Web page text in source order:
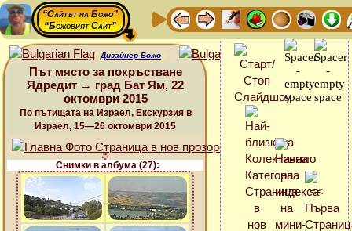
“Сайтът на Божо”
“Божовият Сайт”
Дизайнер Божо
Път място за покръстване
Ядредит → град Бат Ям, 22
октомври 2015
По пътищата на Израел, Екскурзия в
Израел, 15—26 октомври 2015
Снимки в албума (27):